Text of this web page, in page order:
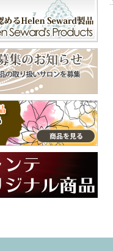
や家庭での食器洗
い洗剤や消毒剤等
の刺激から手肌を
守ってくれます😊
美容師やトリマー
などよくシャンプ
ーをする手肌にも
おすすめ😌 嫌な臭
くれます😄 普段使
ってるクリームと
違った手肌フォー
ム、是非、試して
グラム @syante.o
nline 商品サイト h
ttps://www.syante-
#プロテクトフォ